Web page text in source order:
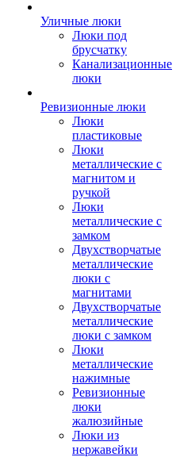
Уличные люки
Люки под
брусчатку
Канализационные
люки
Ревизионные люки
Люки
пластиковые
Люки
металлические с
магнитом и
ручкой
Люки
металлические с
замком
Двухстворчатые
металлические
люки с
магнитами
Двухстворчатые
металлические
люки с замком
Люки
металлические
нажимные
Ревизионные
люки
жалюзийные
Люки из
нержавейки